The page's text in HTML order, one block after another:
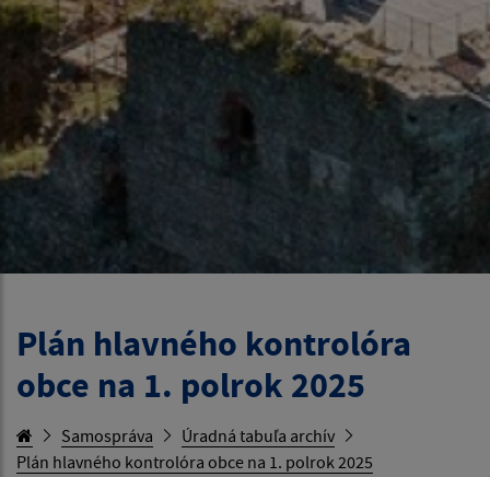
Plán hlavného kontrolóra
obce na 1. polrok 2025
Samospráva
Úradná tabuľa archív
Plán hlavného kontrolóra obce na 1. polrok 2025